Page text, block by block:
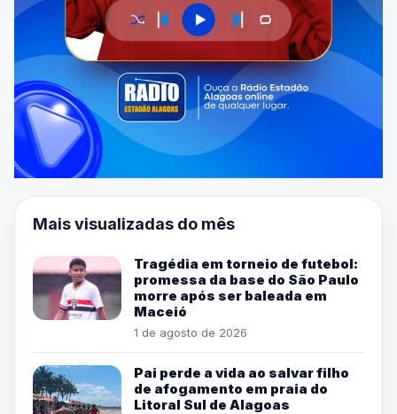
Mais visualizadas do mês
Tragédia em torneio de futebol:
promessa da base do São Paulo
morre após ser baleada em
Maceió
1 de agosto de 2026
Pai perde a vida ao salvar filho
de afogamento em praia do
Litoral Sul de Alagoas